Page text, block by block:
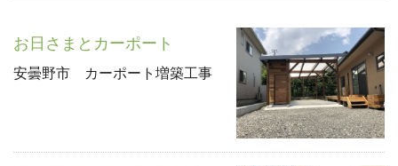
お日さまとカーポート
安曇野市 カーポート増築工事